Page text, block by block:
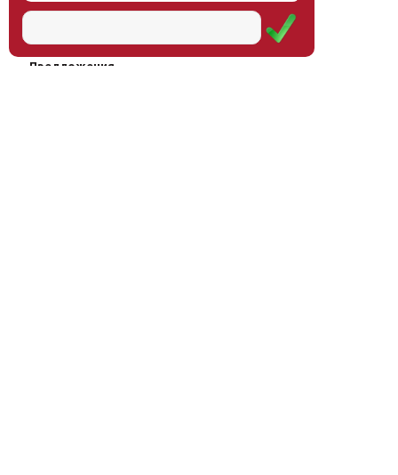
Научная школа
Услуги
Предложения